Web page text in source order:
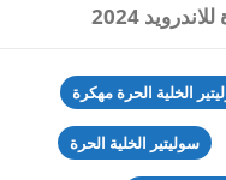
2024
الخلية الحرة مهكرة
سوليتير الخلية الحرة